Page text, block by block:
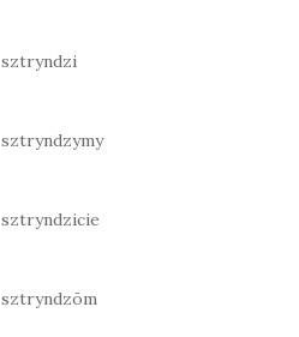
sztryndzi
sztryndzymy
sztryndzicie
sztryndzōm